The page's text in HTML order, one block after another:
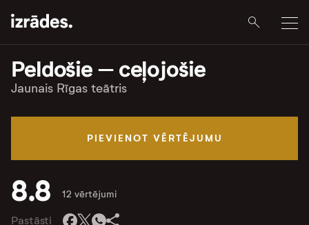
Peldošie – ceļojošie
Jaunais Rīgas teātris
PIEVIENOT VĒRTĒJUMU
8.8 12 vērtējumi
Pastāsti